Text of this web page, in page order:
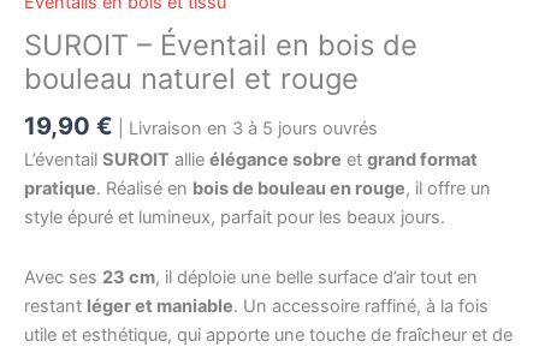
SUROIT – Éventail en bois de
bouleau naturel et rouge
19,90 €
| Livraison en 3 à 5 jours ouvrés
L’éventail SUROIT allie élégance sobre et grand format
pratique. Réalisé en bois de bouleau en rouge, il offre un
style épuré et lumineux, parfait pour les beaux jours.
Avec ses 23 cm, il déploie une belle surface d’air tout en
restant léger et maniable. Un accessoire raffiné, à la fois
utile et esthétique, qui apporte une touche de fraîcheur et de